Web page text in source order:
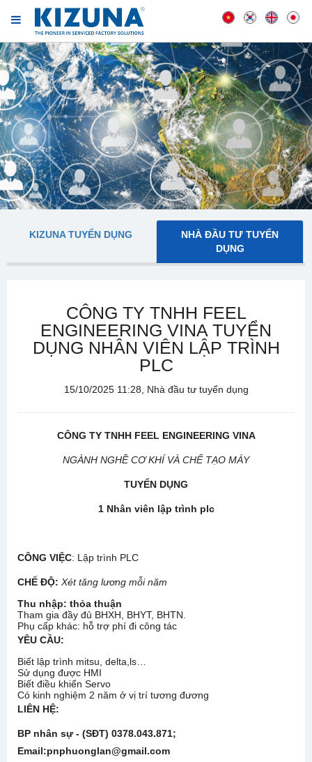
KIZUNA TUYỂN DỤNG
NHÀ ĐẦU TƯ TUYỂN
DỤNG
CÔNG TY TNHH FEEL
ENGINEERING VINA TUYỂN
DỤNG NHÂN VIÊN LẬP TRÌNH
PLC
15/10/2025 11:28, Nhà đầu tư tuyển dụng
CÔNG TY TNHH FEEL ENGINEERING VINA
NGÀNH NGHỀ CƠ KHÍ VÀ CHẾ TẠO MÁY
TUYỂN DỤNG
1 Nhân viên lập trình plc
CÔNG VIỆC: Lập trình PLC
CHẾ ĐỘ: Xét tăng lương mỗi năm
Thu nhập: thỏa thuận
Tham gia đầy đủ BHXH, BHYT, BHTN.
Phụ cấp khác: hỗ trợ phí đi công tác
YÊU CẦU:
Biết lập trình mitsu, delta,ls…
Sử dụng được HMI
Biết điều khiển Servo
Có kinh nghiệm 2 năm ở vị trí tương đương
LIÊN HỆ:
BP nhân sự - (SĐT) 0378.043.871;
Email:pnphuonglan@gmail.com